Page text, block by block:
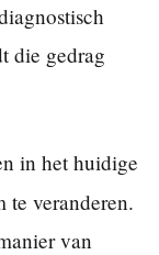
die gedrag
in het huidige
te veranderen.
van